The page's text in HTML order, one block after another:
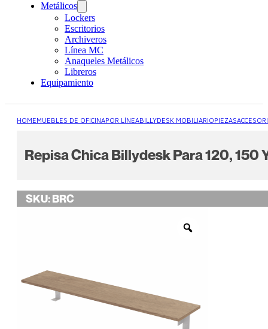
Metálicos
Lockers
Escritorios
Archiveros
Línea MC
Anaqueles Metálicos
Libreros
Equipamiento
HOMEMUEBLES DE OFICINAPOR LÍNEABILLYDESK MOBILIARIOPIEZAS
Repisa Chica Billydesk Para 120, 150
SKU:BRC